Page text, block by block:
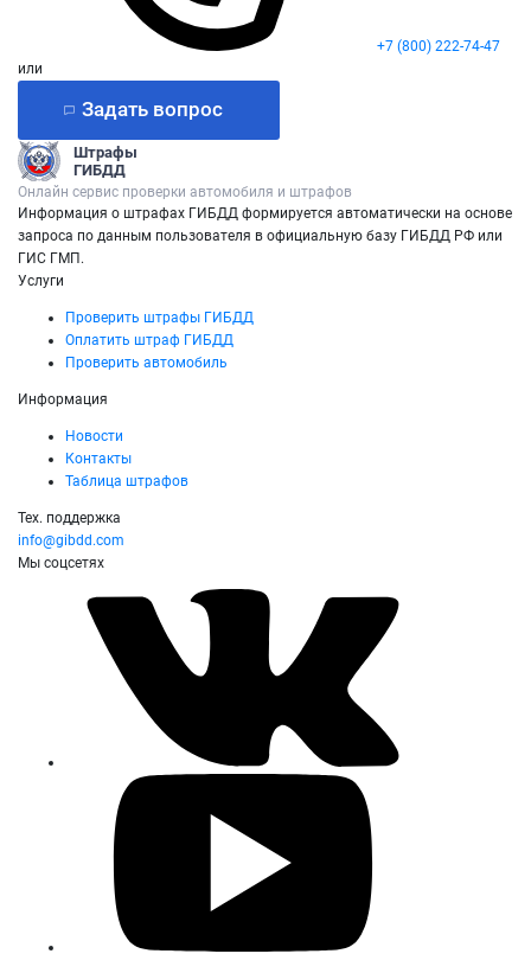
+7 (800) 222-74-47
или
Задать вопрос
Штрафы
ГИБДД
Онлайн сервис проверки автомобиля и штрафов
Информация о штрафах ГИБДД формируется автоматически на основе
запроса по данным пользователя в официальную базу ГИБДД РФ или
ГИС ГМП.
Услуги
Проверить штрафы ГИБДД
Оплатить штраф ГИБДД
Проверить автомобиль
Информация
Новости
Контакты
Таблица штрафов
Тех. поддержка
info@gibdd.com
Мы соцсетях